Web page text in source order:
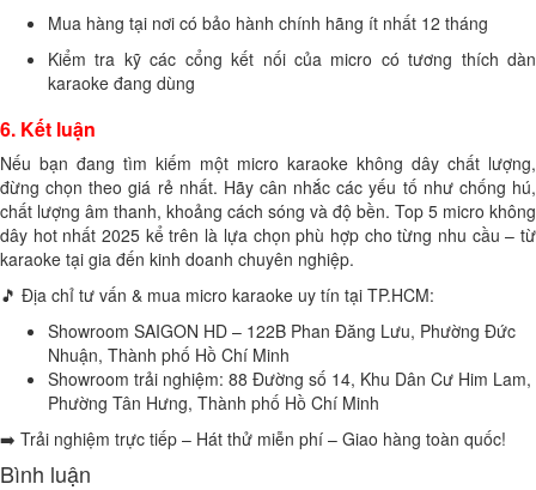
Mua hàng tại nơi có bảo hành chính hãng ít nhất 12 tháng
Kiểm tra kỹ các cổng kết nối của micro có tương thích dàn
karaoke đang dùng
6. Kết luận
Nếu bạn đang tìm kiếm một micro karaoke không dây chất lượng,
đừng chọn theo giá rẻ nhất. Hãy cân nhắc các yếu tố như chống hú,
chất lượng âm thanh, khoảng cách sóng và độ bền. Top 5 micro không
dây hot nhất 2025 kể trên là lựa chọn phù hợp cho từng nhu cầu – từ
karaoke tại gia đến kinh doanh chuyên nghiệp.
🎵 Địa chỉ tư vấn & mua micro karaoke uy tín tại TP.HCM:
Showroom SAIGON HD – 122B Phan Đăng Lưu, Phường Đức
Nhuận, Thành phố Hồ Chí Minh
Showroom trải nghiệm: 88 Đường số 14, Khu Dân Cư Him Lam,
Phường Tân Hưng, Thành phố Hồ Chí Minh
➡️ Trải nghiệm trực tiếp – Hát thử miễn phí – Giao hàng toàn quốc!
Bình luận